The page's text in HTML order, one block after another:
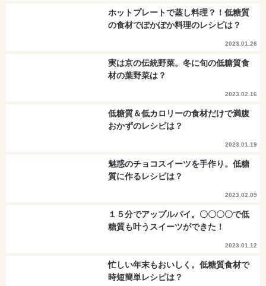
ホットプレートで蒸し料理？！低糖質
の食材でぽかぽか料理のレシピは？
2023.01.26
実は京の伝統野菜。冬に旬の低糖質食
材の葉野菜は？
2023.02.16
低糖質＆低カロリーの食材だけで満腹
おかずのレシピは？
2023.01.19
魅惑のチョコスイーツを手作り。低糖
質に作るレシピは？
2023.02.09
１５分でアップルパイ。〇〇〇〇で低
糖質も叶うスイーツができた！
2023.01.12
忙しい年末もおいしく。低糖質食材で
時短簡単レシピは？